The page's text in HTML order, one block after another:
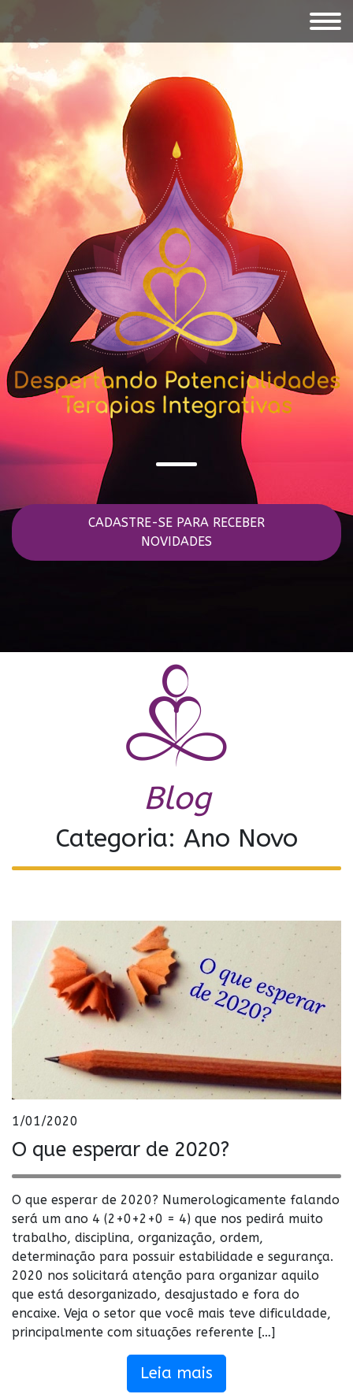
CADASTRE-SE PARA RECEBER
NOVIDADES
Blog
Categoria: Ano Novo
1/01/2020
O que esperar de 2020?
O que esperar de 2020? Numerologicamente falando
será um ano 4 (2+0+2+0 = 4) que nos pedirá muito
trabalho, disciplina, organização, ordem,
determinação para possuir estabilidade e segurança.
2020 nos solicitará atenção para organizar aquilo
que está desorganizado, desajustado e fora do
encaixe. Veja o setor que você mais teve dificuldade,
principalmente com situações referente […]
Leia mais